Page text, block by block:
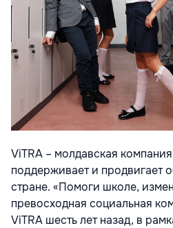
ViTRA – молдавская
поддерживает и продвигает
стране. «Помоги школе,
превосходная социальная
ViTRA шесть лет назад, в